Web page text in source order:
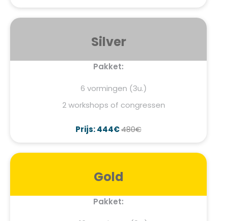
Silver
Pakket:
6 vormingen (3u.)
2 workshops of congressen
Prijs: 444€480€
Gold
Pakket: